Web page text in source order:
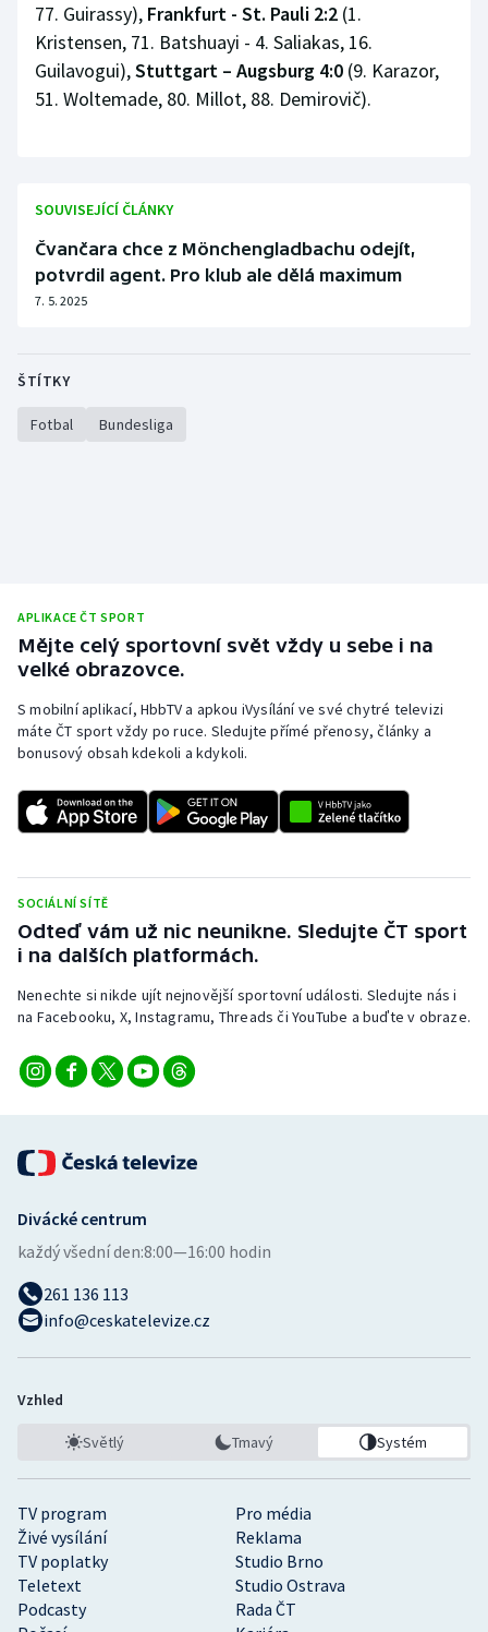
Rychlostní kanoistika
Short track
Veslování
Volejbal
77. Guirassy), Frankfurt - St. Pauli 2:2 (1.
Kristensen, 71. Batshuayi - 4. Saliakas, 16.
Guilavogui),Stuttgart – Augsburg 4:0 (9. Karazor,
51. Woltemade, 80. Millot, 88. Demirovič).
SOUVISEJÍCÍ ČLÁNKY
Čvančara chce z Mönchengladbachu odejít,
potvrdil agent. Pro klub ale dělá maximum
7. 5. 2025
ŠTÍTKY
Fotbal Bundesliga
APLIKACE ČT SPORT
Mějte celý sportovní svět vždy u sebe i na
velké obrazovce.
S mobilní aplikací, HbbTV a apkou iVysílání ve své chytré televizi
máte ČT sport vždy po ruce. Sledujte přímé přenosy, články a
bonusový obsah kdekoli a kdykoli.
SOCIÁLNÍ SÍTĚ
Odteď vám už nic neunikne. Sledujte ČT sport
i na dalších platformách.
Nenechte si nikde ujít nejnovější sportovní události. Sledujte nás i
na Facebooku, X, Instagramu, Threads či YouTube a buďte v obraze.
TV program
Pro média
Živé vysílání
Reklama
TV poplatky
Studio Brno
Teletext
Studio Ostrava
Podcasty
Rada ČT
Divácké centrum
každý všední den:8:00—16:00 hodin
261 136 113
info@ceskatelevize.cz
Vzhled
Světlý Tmavý Systém